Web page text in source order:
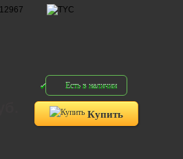
Есть в наличии
Купить